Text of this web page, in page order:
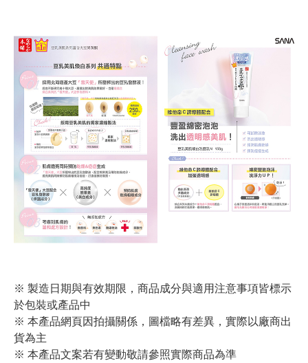
※ 製造日期與有效期限，商品成分與適用注意事項皆標示
於包裝或產品中
※ 本產品網頁因拍攝關係，圖檔略有差異，實際以廠商出
貨為主
※ 本產品文案若有變動敬請參照實際商品為準